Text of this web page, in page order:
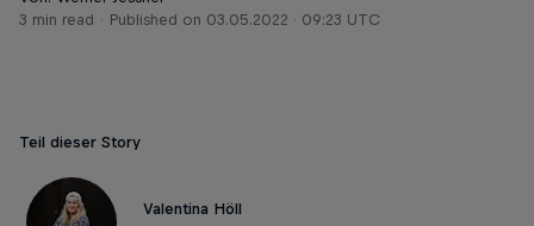
3 min read
Published on 03.05.2022 · 09:23 UTC
Teil dieser Story
Valentina Höll